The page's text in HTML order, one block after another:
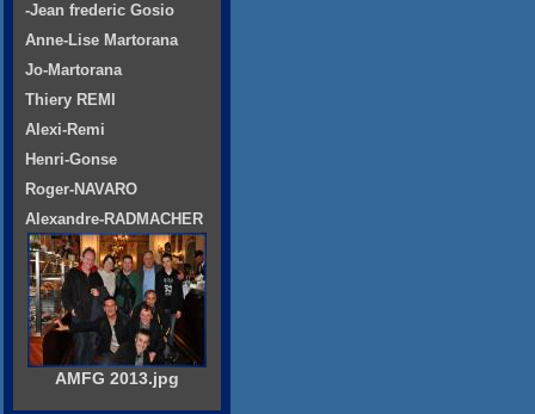
-Jean frederic Gosio
Anne-Lise Martorana
Jo-Martorana
Thiery REMI
Alexi-Remi
Henri-Gonse
Roger-NAVARO
Alexandre-RADMACHER
AMFG 2013.jpg